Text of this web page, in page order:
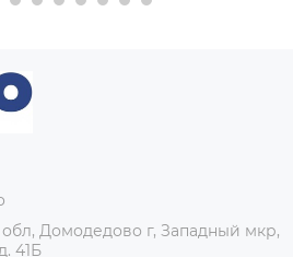
обл, Домодедово г, Западный мкр,
41Б